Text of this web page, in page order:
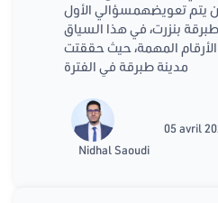
أن يتم تعويضهمسؤالي الأول
بنزرت، في هذا السياق
المهمة، حيث حققتت
مدينة طبرقة في الفترة
Nidhal Saoudi
05 avril